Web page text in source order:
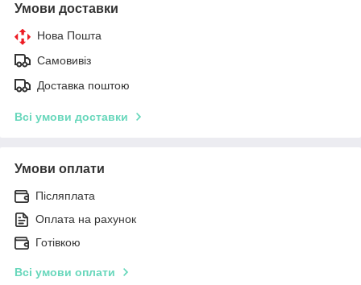
Умови доставки
Нова Пошта
Самовивіз
Доставка поштою
Всі умови доставки
Умови оплати
Післяплата
Оплата на рахунок
Готівкою
Всі умови оплати